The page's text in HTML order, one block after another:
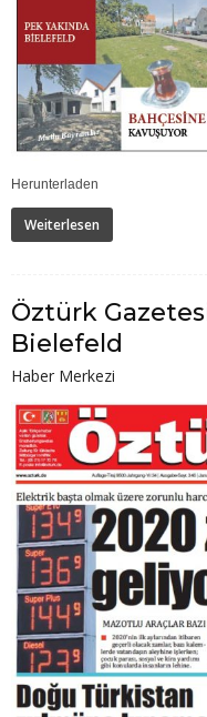
Herunterladen
Weiterlesen
Öztürk
Bielefeld
Haber Merkezi